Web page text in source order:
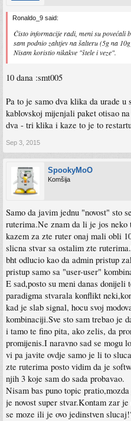
Ronaldo_9 said:
Čisto informacije radi, meni su povećali
sam podnio zahtjev na šalteru (5g na
Nisam koristio nikakve "štele i veze".
10 dana :smt005
Pa to je samo dva klika da urade u
kablovskoj mijenjali paket otisao
dva - tri klika i kaze to je to
Sep 3, 2015
SpookyMoO
Komšija
Samo da javim jednu "novost" sto
ruterima.Ne znam da li je jos
kazem za zte ruter onaj mali obli
slicna stvar sa ostalim zte
bht odlucio kao da admin pristup
pristup samo sa "user-user"
E sad,posto su meni danas
paradigma stvarala konflikt
kad je slab signal, hocu svoj
kombinaciji.Sve sto sam trebao je
i tamo te fino pita, ako zelis, da
promijenis.I naravno sad se mogu
vi pa javite ovdje samo je li to
zte ruterima posto vidim da je
njih 3 koje sam do sada probavao.
Nisam bas puno topic
je novost super stvar.Kontam zar
se moze ili je ovo jedinstven